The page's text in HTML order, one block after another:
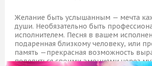
Желание быть услышанным — мечта
души. Необязательно быть
исполнителем. Песня в вашем
подаренная близкому человеку, или
память —прекрасная возможность
поделиться своими эмоциями через